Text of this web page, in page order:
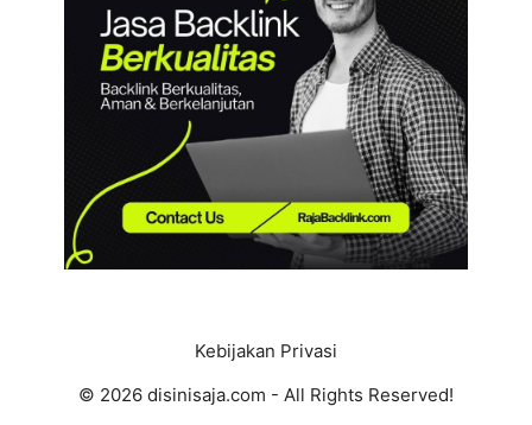
Kebijakan Privasi
© 2026 disinisaja.com - All Rights Reserved!